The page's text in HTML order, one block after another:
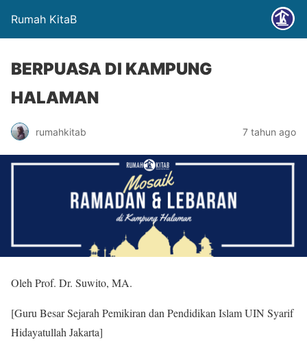
Rumah KitaB
BERPUASA DI KAMPUNG
HALAMAN
rumahkitab 7 tahun ago
Oleh Prof. Dr. Suwito, MA.
[Guru Besar Sejarah Pemikiran dan Pendidikan Islam UIN Syarif
Hidayatullah Jakarta]